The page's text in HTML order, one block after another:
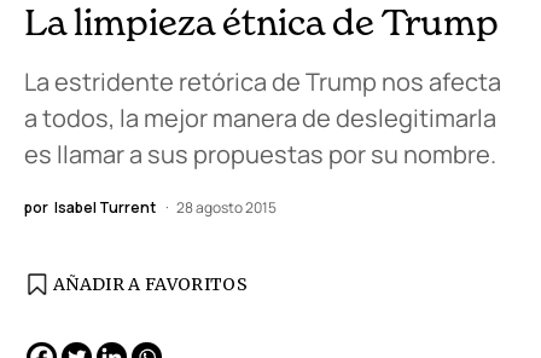
La limpieza étnica de Trump
La estridente retórica de Trump nos afecta
a todos, la mejor manera de deslegitimarla
es llamar a sus propuestas por su nombre.
por Isabel Turrent 28 agosto 2015
AÑADIR A FAVORITOS